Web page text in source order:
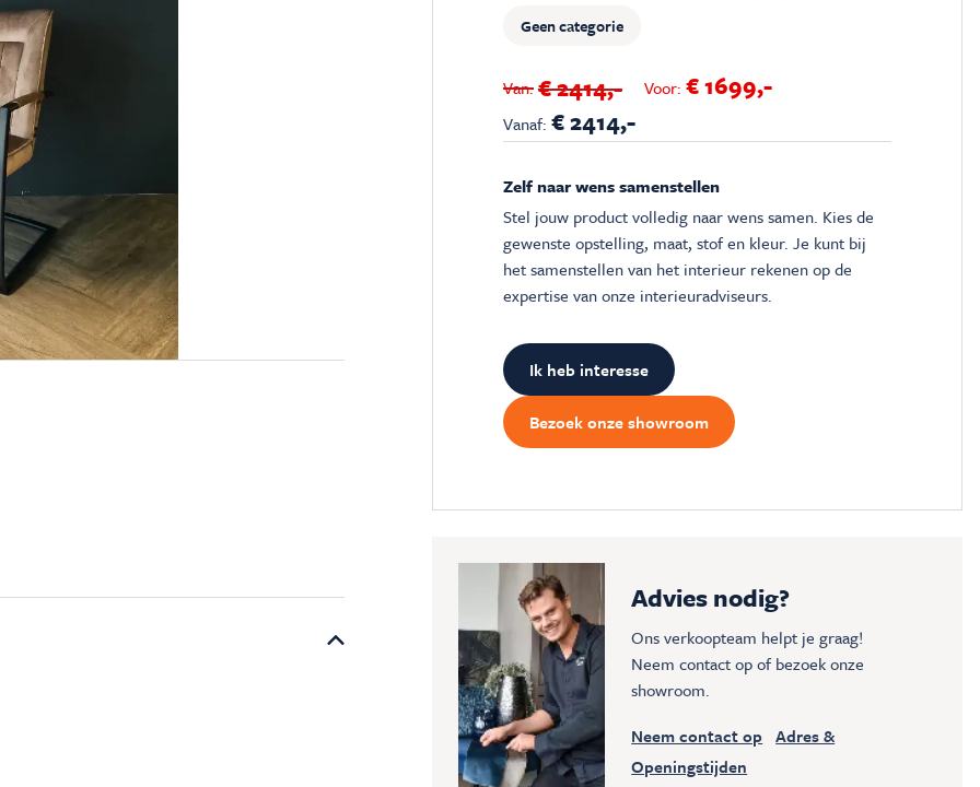
Geen categorie
Voor:€ 1699,-
Van:€ 2414,-
Vanaf:€ 2414,-
Zelf naar wens samenstellen
Stel jouw product volledig naar wens samen. Kies de
gewenste opstelling, maat, stof en kleur. Je kunt bij
het samenstellen van het interieur rekenen op de
expertise van onze interieuradviseurs.
Ik heb interesse
Bezoek onze showroom
Advies nodig?
Ons verkoopteam helpt je graag!
Neem contact op of bezoek onze
showroom.
Neem contact op Adres &
Openingstijden